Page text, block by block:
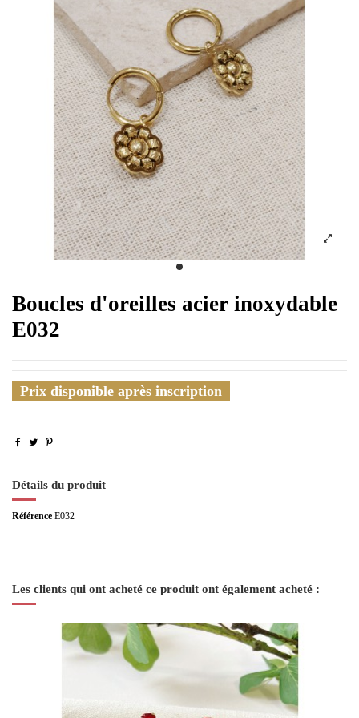
Boucles d'oreilles acier inoxydable
E032
Prix disponible après inscription
Détails du produit
Référence E032
Les clients qui ont acheté ce produit ont également acheté :